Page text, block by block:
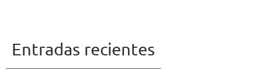
Entradas recientes